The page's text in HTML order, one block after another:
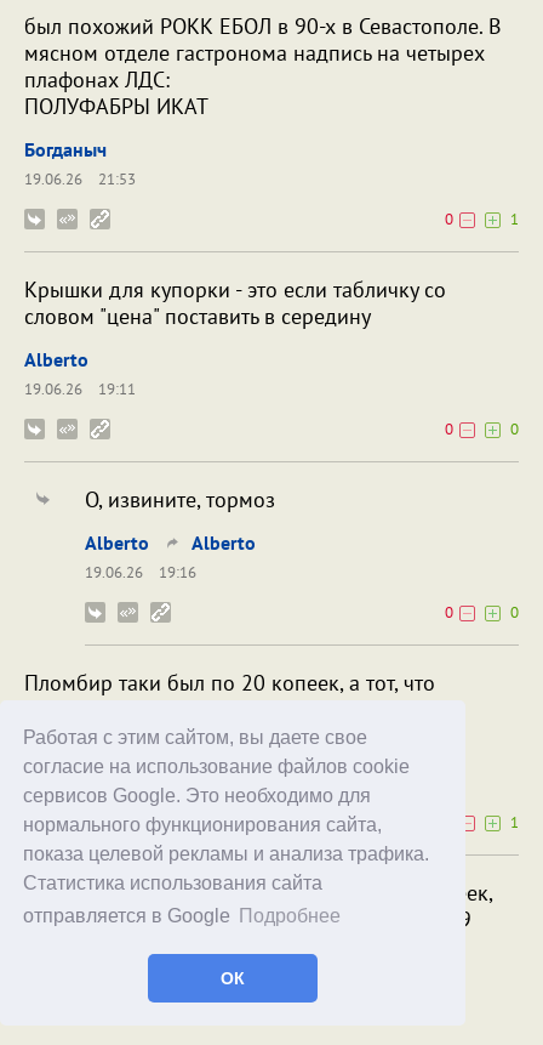
Работая с этим сайтом, вы даете свое
согласие на использование файлов cookie
сервисов Google. Это необходимо для
нормального функционирования сайта,
показа целевой рекламы и анализа трафика.
Статистика использования сайта
отправляется в Google
Подробнее
ОК
был похожий РОКК ЕБОЛ в 90-х в Севастополе. В
мясном отделе гастронома надпись на четырех
плафонах ЛДС:
ПОЛУФАБРЫ ИКАТ
Богданыч
19.06.26
21:53
0
1
Крышки для купорки - это если табличку со
словом "цена" поставить в середину
Alberto
19.06.26
19:11
0
0
О, извините, тормоз
Alberto Alberto
19.06.26
19:16
0
0
Пломбир таки был по 20 копеек, а тот, что
Vinny_The_Poo
1
Было молочное мороженое по 10 копеек,
фруктово-ягодное стоило меньше: 7 и 9
Vinny_The_Poo